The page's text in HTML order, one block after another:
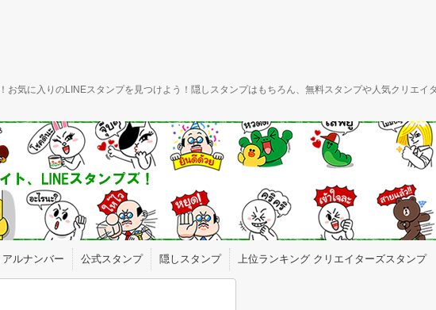
お気に入りのLINEスタンプを見つけよう！隠しスタンプはもちろん、無料スタンプや人気クリエイ
アルナンバー 公式スタンプ 隠しスタンプ 上位ランキング クリエイターズスタンプ